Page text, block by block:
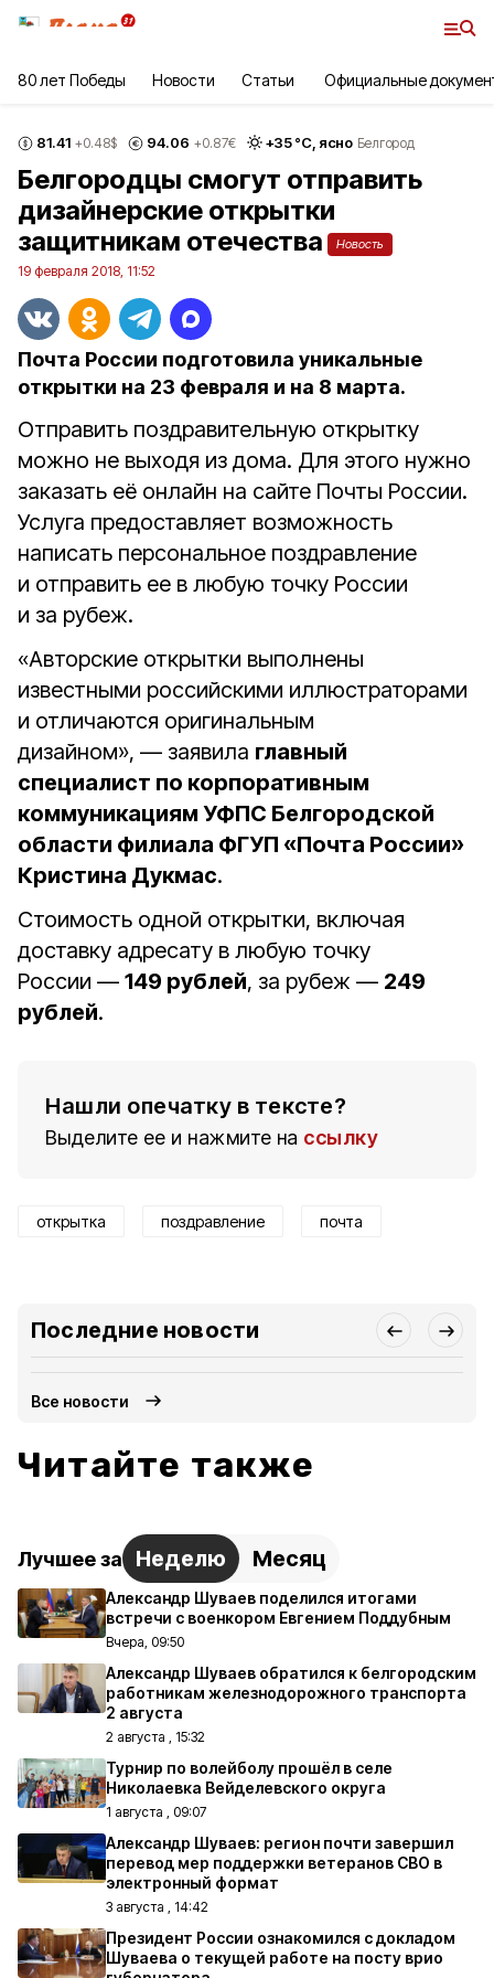
80 лет Победы Новости Статьи Официальные
81.41 +0.48$ 94.06 +0.87€ +35°С, ясно Белгород
Белгородцы смогут отправить
дизайнерские открытки
защитникам отечества
Новость
19 февраля 2018, 11:52
Почта России подготовила уникальные
открытки на 23 февраля и на 8 марта.
Отправить поздравительную открытку
можно не выходя из дома. Для этого нужно
заказать её онлайн на сайте Почты России.
Услуга предоставляет возможность
написать персональное поздравление
и отправить ее в любую точку России
и за рубеж.
«Авторские открытки выполнены
известными российскими иллюстраторами
и отличаются оригинальным
дизайном», — заявила главный
специалист по корпоративным
коммуникациям УФПС Белгородской
области филиала ФГУП «Почта России»
Кристина Дукмас.
Стоимость одной открытки, включая
доставку адресату в любую точку
России — 149 рублей, за рубеж — 249
рублей.
Нашли опечатку в тексте?
Выделите ее и нажмите на ссылку
открытка поздравление почта
Последние новости
Все новости
Читайте также
Лучшее за Неделю Месяц
Александр Шуваев поделился итогами
встречи с военкором Евгением Поддубным
Вчера, 09:50
Александр Шуваев обратился к белгородским
работникам железнодорожного транспорта
2 августа
2 августа , 15:32
Турнир по волейболу прошёл в селе
Николаевка Вейделевского округа
1 августа , 09:07
Александр Шуваев: регион почти завершил
перевод мер поддержки ветеранов СВО в
электронный формат
3 августа , 14:42
Президент России ознакомился с докладом
Шуваева о текущей работе на посту врио